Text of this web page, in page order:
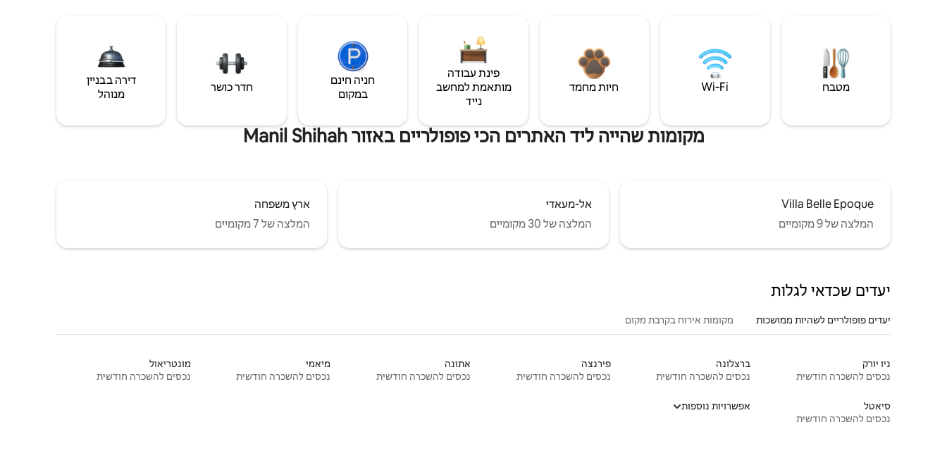
מטבח Wi‑Fi חיות מחמד
פינת עבודה
מותאמת למחשב
נייד
חניה חינם
במקום
חדר כושר
דירה בבניין
מנוהל
מקומות שהייה ליד האתרים הכי פופולריים באזור Manil Shihah
Villa Belle Epoque
המלצה של 9 מקומיים
אל-מעאדי
המלצה של 30 מקומיים
ארץ משפחה
המלצה של 7 מקומיים
יעדים שכדאי לגלות
יעדים פופולריים לשהיות ממושכות מקומות אירוח בקרבת מקום
ניו יורק
נכסים להשכרה חודשית
ברצלונה
נכסים להשכרה חודשית
פירנצה
נכסים להשכרה חודשית
אתונה
נכסים להשכרה חודשית
מיאמי
נכסים להשכרה חודשית
מונטריאול
נכסים להשכרה חודשית
סיאטל
נכסים להשכרה חודשית
אפשרויות נוספות